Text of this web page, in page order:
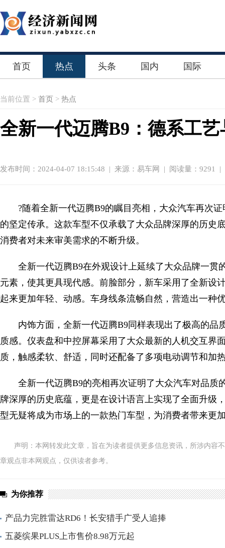
首页 热点 头条 国内 国际
当前位置 > 首页 > 热点
全新一代迈腾B9：德系工
发布时间：2024-04-07 18:15:48 | 来源：易车网 | 阅读量：9291 |
?随着全新一代迈腾B9的瞩目亮相，大众汽车再次
的坚定传承。这款车型不仅承载了大众品牌深厚的历史
消费者对未来审美需求的不断升级。
全新一代迈腾B9在外观设计上延续了大众品牌一
元素，使其更具现代感。前脸部分，新车采用了全新设
起来更加年轻、动感。车身线条流畅自然，营造出一种
内饰方面，全新一代迈腾B9同样表现出了极高的
质感。仪表盘和中控屏幕采用了大众最新的人机交互界
质，触感柔软、舒适，同时还配备了多项电动调节和加
全新一代迈腾B9的亮相再次证明了大众汽车对品
牌深厚的历史底蕴，更是在设计语言上实现了全面升级
型无疑将成为市场上的一款热门车型，为消费者带来更
声明：本网转发此文章，旨在为读者提供更多信息资讯，所涉内容
章观点非本网观点，仅供读者参考。
为你推荐
产品力完胜雷达RD6！长安猎手广受人追捧
五菱缤果PLUS上市售价8.98万元起